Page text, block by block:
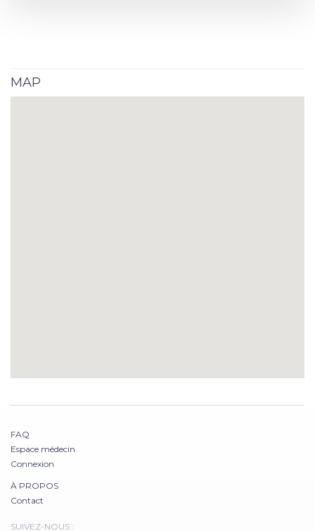
MAP
FAQ
Espace médecin
Connexion
À PROPOS
Contact
SUIVEZ-NOUS :